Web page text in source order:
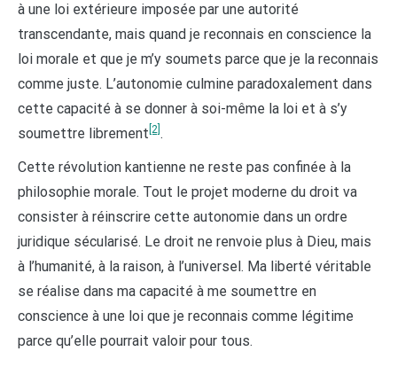
à une loi extérieure imposée par une autorité
transcendante, mais quand je reconnais en conscience la
loi morale et que je m’y soumets parce que je la reconnais
comme juste. L’autonomie culmine paradoxalement dans
cette capacité à se donner à soi-même la loi et à s’y
soumettre librement [2] .
Cette révolution kantienne ne reste pas confinée à la
philosophie morale. Tout le projet moderne du droit va
consister à réinscrire cette autonomie dans un ordre
juridique sécularisé. Le droit ne renvoie plus à Dieu, mais
à l’humanité, à la raison, à l’universel. Ma liberté véritable
se réalise dans ma capacité à me soumettre en
conscience à une loi que je reconnais comme légitime
parce qu’elle pourrait valoir pour tous.